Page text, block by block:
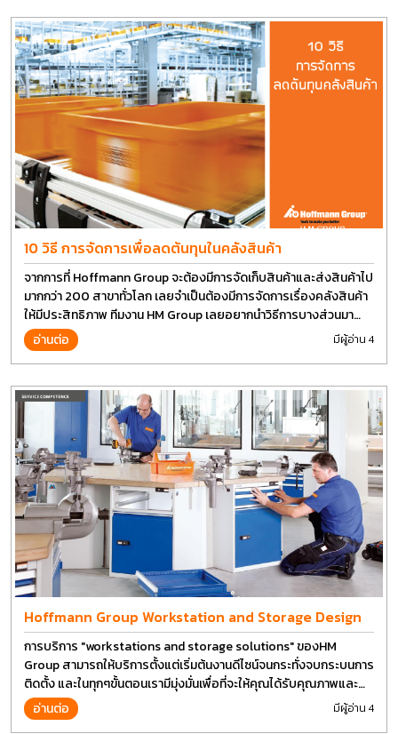
10 วิธี การจัดการเพื่อลดต้นทุนในคลังสินค้า
จากการที่ Hoffmann Group จะต้องมีการจัดเก็บสินค้าและส่งสินค้าไป
มากกว่า 200 สาขาทั่วโลก เลยจำเป็นต้องมีการจัดการเรื่องคลังสินค้า
ให้มีประสิทธิภาพ ทีมงาน HM Group เลยอยากนำวิธีการบางส่วนมา
แบ่งปันกัน
อ่านต่อ มีผู้อ่าน 4
Hoffmann Group Workstation and Storage Design
การบริการ "workstations and storage solutions" ของHM
Group สามารถให้บริการตั้งแต่เริ่มต้นงานดีไซน์จนกระทั่งจบกระบนการ
ติดตั้ง และในทุกๆขั้นตอนเรามีมุ่งมั่นเพื่อที่จะให้คุณได้รับคุณภาพและ
การที่งานที่ดีที่สุด บนต้นทุนที่ดีที่สุดเช่นกัน
อ่านต่อ มีผู้อ่าน 4